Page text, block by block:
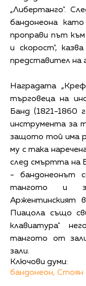
„Либертанго".
бандонеона
проправи път
и скорост",
представител на
Наградата
търговеца на
Банд (1821-1860
инструмента за
защото той има
му с така
след смъртта на
- бандонеонът
тангото и
Аржентинският
Пиацола също
клавиатура"
тангото от
зали.
Ключови думи:
бандонеон, Стоян